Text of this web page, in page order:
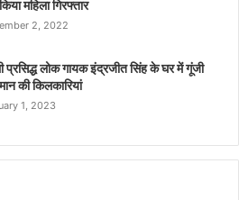
महिला गिरफ्तार
2, 2022
प्रसिद्ध लोक गायक इंद्रजीत सिंह के घर में गूंजी
की किलकारियां
1, 2023